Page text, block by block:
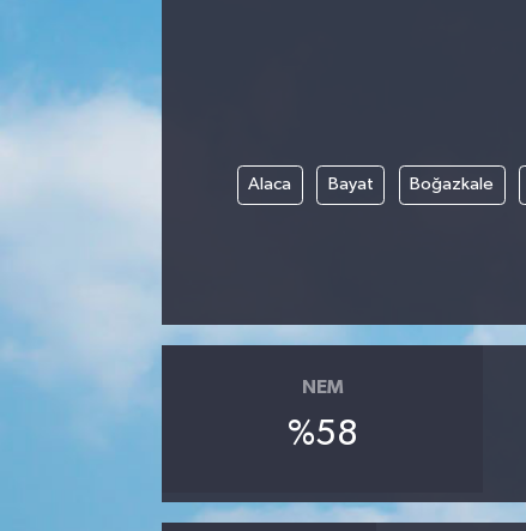
Alaca Bayat Boğazkale
NEM
%58
Magazin